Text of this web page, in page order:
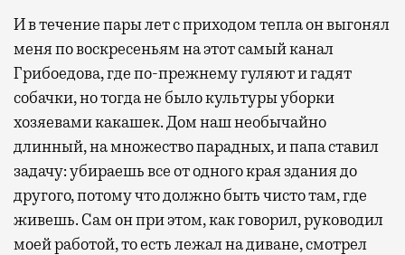
И в течение пары лет с приходом тепла он выгонял
меня по воскресеньям на этот самый канал
Грибоедова, где по-прежнему гуляют и гадят
собачки, но тогда не было культуры уборки
хозяевами какашек. Дом наш необычайно
длинный, на множество парадных, и папа ставил
задачу: убираешь все от одного края здания до
другого, потому что должно быть чисто там, где
живешь. Сам он при этом, как говорил, руководил
моей работой, то есть лежал на диване, смотрел